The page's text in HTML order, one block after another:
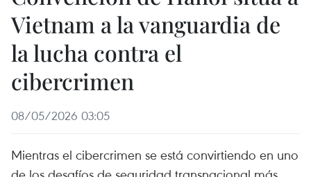
Vietnam a la vanguardia de
la lucha contra el
cibercrimen
08/05/2026 03:05
Mientras el cibercrimen se está convirtiendo en uno